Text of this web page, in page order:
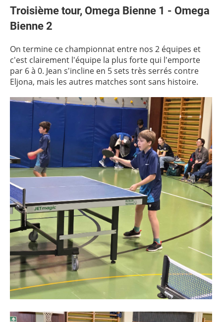
Troisième tour, Omega Bienne 1 - Omega
Bienne 2
On termine ce championnat entre nos 2 équipes et
c'est clairement l'équipe la plus forte qui l'emporte
par 6 à 0. Jean s'incline en 5 sets très serrés contre
Eljona, mais les autres matches sont sans histoire.